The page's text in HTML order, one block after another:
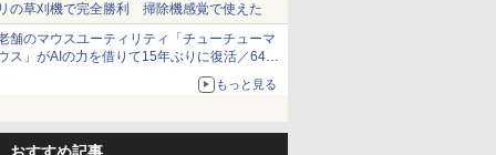
の草刈機で完全勝利 掃除機感覚で使えた
舗のマウスユーティリティ「チューチューマ
ス」がAIの力を借りて15年ぶりに復活／64bit
、Windows 10/11、「Chrome」も走り回
。復活記念で2026年末まで500円
もっと見る